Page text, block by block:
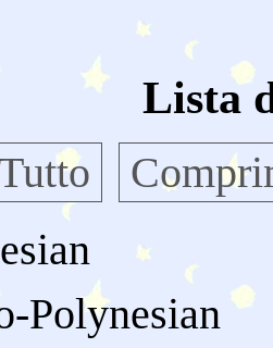
Lista
Polynesian